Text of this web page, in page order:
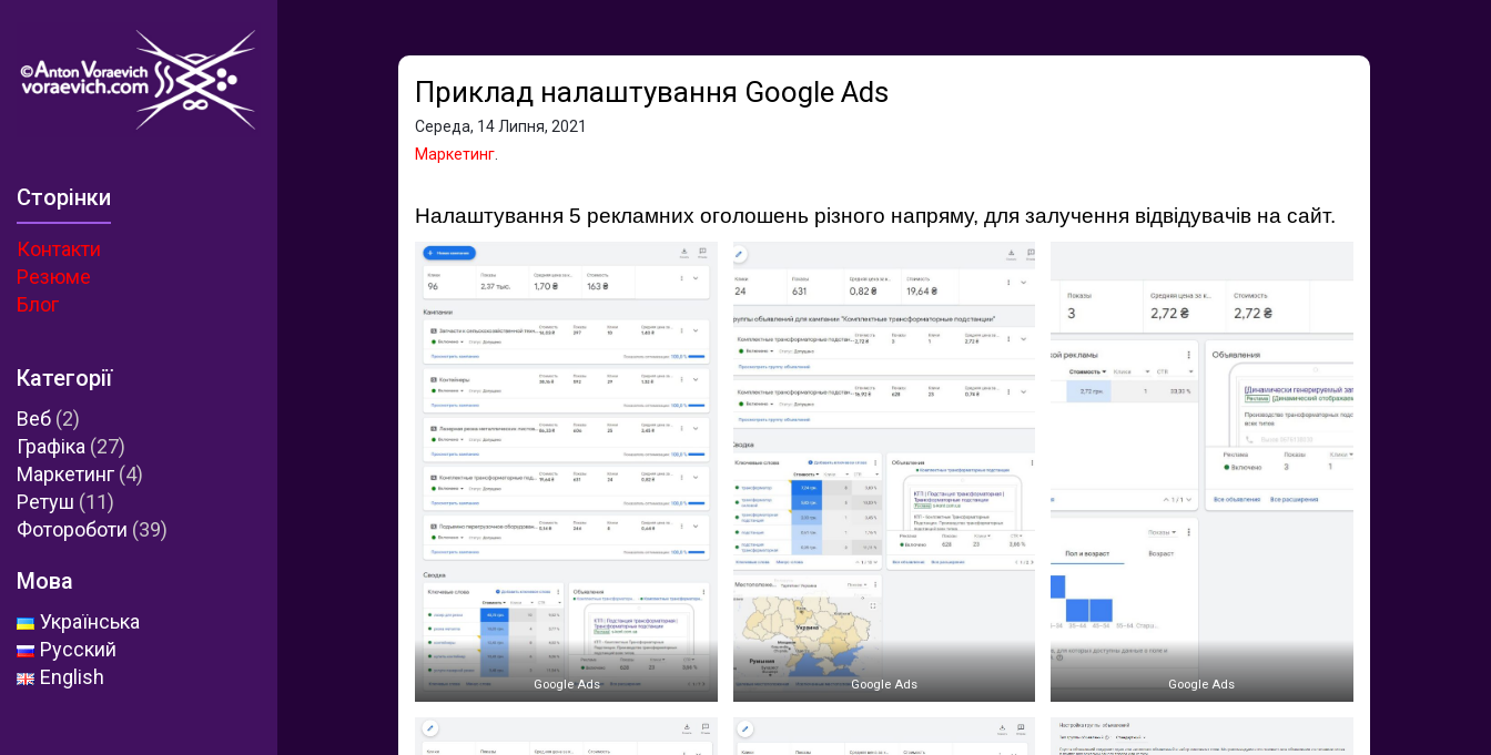
Сторінки
Контакти
Резюме
Блог
Категорії
Веб (2)
Графіка (27)
Маркетинг (4)
Ретуш (11)
Фотороботи (39)
Мова
Українська
Русский
English
Приклад налаштування Google Ads
Середа, 14 Липня, 2021
Маркетинг
Налаштування 5 рекламних оголошень різного напряму, для залучення відвідувачів на сайт.
Google Ads Google Ads Google Ads